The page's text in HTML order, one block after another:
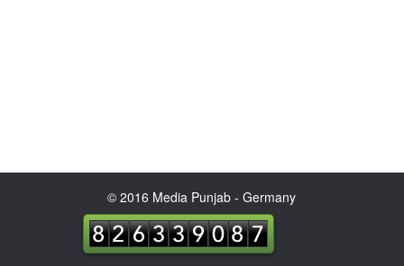
© 2016 Media Punjab - Germany